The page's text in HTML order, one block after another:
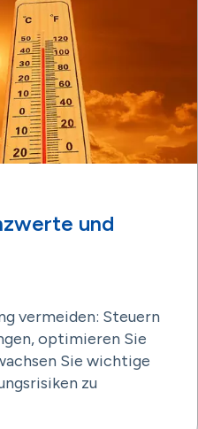
und
vermeiden: Steuern
optimieren Sie
Sie wichtige
zu